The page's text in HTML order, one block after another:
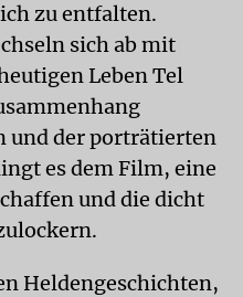
zu entfalten.
sich ab mit
Leben Tel
und der porträtierten
es dem Film, eine
und die dicht
Heldengeschichten,